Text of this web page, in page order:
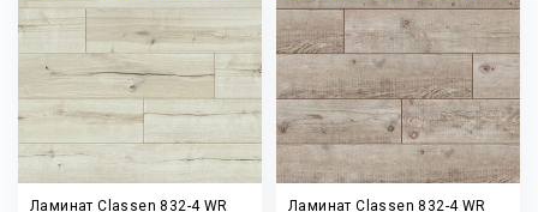
Ламинат Classen 832-4 WR Ламинат Classen 832-4 WR